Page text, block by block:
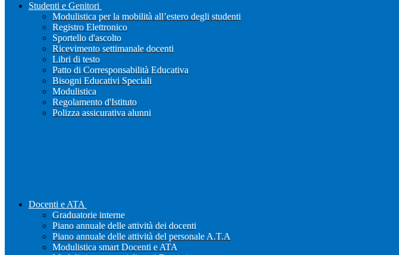
Studenti e Genitori
Modulistica per la mobilità all’estero degli studenti
Registro Elettronico
Sportello d'ascolto
Ricevimento settimanale docenti
Libri di testo
Patto di Corresponsabilità Educativa
Bisogni Educativi Speciali
Modulistica
Regolamento d'Istituto
Polizza assicurativa alunni
Docenti e ATA
Graduatorie interne
Piano annuale delle attività dei docenti
Piano annuale delle attività del personale A.T.A
Modulistica smart Docenti e ATA